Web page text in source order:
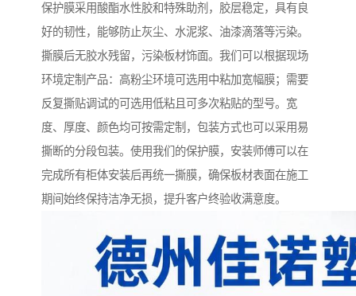
保护膜采用酸酯水性胶和特殊助剂，胶层稳定，具有良
好的韧性，能够防止灰尘、水泥浆、油漆滴落等污染。
撕膜后无胶水残留，污染板材饰面。我们可以根据现场
环境定制产品：高粉尘环境可选用中粘加宽幅膜；需要
反复撕贴调试的可选用低粘且可多次粘贴的型号。宽
度、厚度、颜色均可按需定制，包装方式也可以采用易
撕断的分段包装。使用我们的保护膜，安装师傅可以在
完成所有柜体安装后再统一撕膜，确保板材表面在施工
期间始终保持洁净无损，提升客户终验收满意度。